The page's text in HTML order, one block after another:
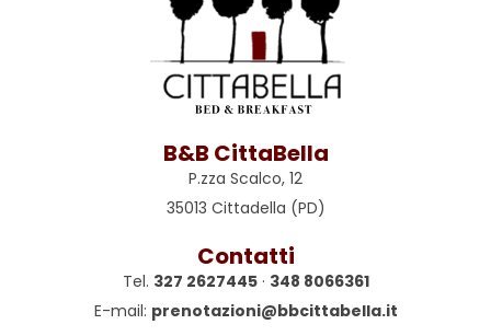
B&B CittaBella
P.zza Scalco, 12
35013 Cittadella (PD)
Contatti
Tel. 327 2627445· 348 8066361
E-mail: prenotazioni@bbcittabella.it